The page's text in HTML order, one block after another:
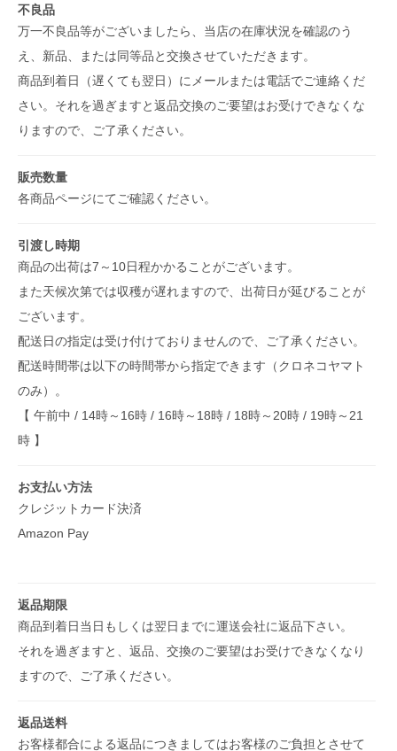
不良品
万一不良品等がございましたら、当店の在庫状況を確認のう
え、新品、または同等品と交換させていただきます。
商品到着日（遅くても翌日）にメールまたは電話でご連絡くだ
さい。それを過ぎますと返品交換のご要望はお受けできなくな
りますので、ご了承ください。
販売数量
各商品ページにてご確認ください。
引渡し時期
商品の出荷は7～10日程かかることがございます。
また天候次第では収穫が遅れますので、出荷日が延びることが
ございます。
配送日の指定は受け付けておりませんので、ご了承ください。
配送時間帯は以下の時間帯から指定できます（クロネコヤマト
のみ）。
【 午前中 / 14時～16時 / 16時～18時 / 18時～20時 / 19時～21
時 】
お支払い方法
クレジットカード決済
Amazon Pay
返品期限
商品到着日当日もしくは翌日までに運送会社に返品下さい。
それを過ぎますと、返品、交換のご要望はお受けできなくなり
ますので、ご了承ください。
返品送料
お客様都合による返品につきましてはお客様のご負担とさせて